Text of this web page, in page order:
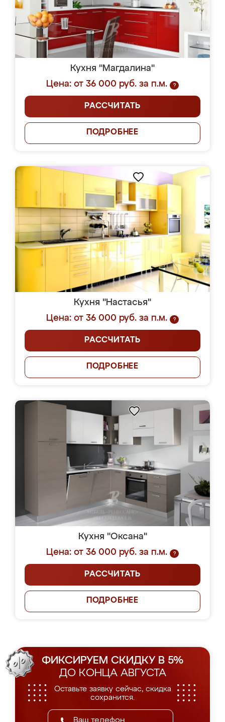
Кухня "Магдалина"
Цена: от 36 000 руб. за п.м.
?
РАССЧИТАТЬ
ПОДРОБНЕЕ
Кухня "Настасья"
Цена: от 36 000 руб. за п.м.
?
РАССЧИТАТЬ
ПОДРОБНЕЕ
Кухня "Оксана"
Цена: от 36 000 руб. за п.м.
?
РАССЧИТАТЬ
ПОДРОБНЕЕ
ФИКСИРУЕМ СКИДКУ В 5%
ДО КОНЦА АВГУСТА
Оставьте заявку сейчас, скидка
сохранится.